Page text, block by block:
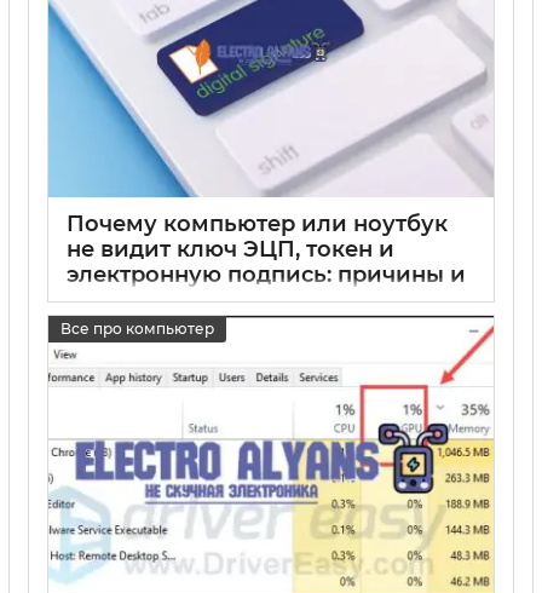
Почему компьютер или ноутбук
не видит ключ ЭЦП, токен и
электронную подпись: причины и
что делать
17 05 2025 0
Все про компьютер